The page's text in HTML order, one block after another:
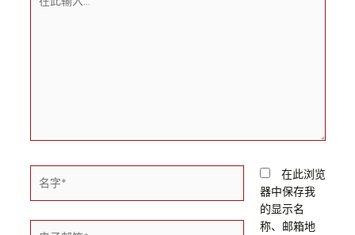
在此浏览
器中保存我
的显示名
称、邮箱地